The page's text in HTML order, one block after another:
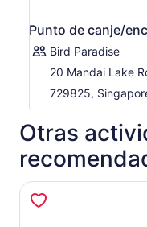
Punto de canje/
Bird Paradise
20 Mandai Lake
729825,
Otras